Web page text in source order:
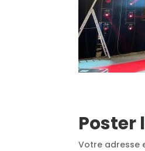
Poster
Votre adresse